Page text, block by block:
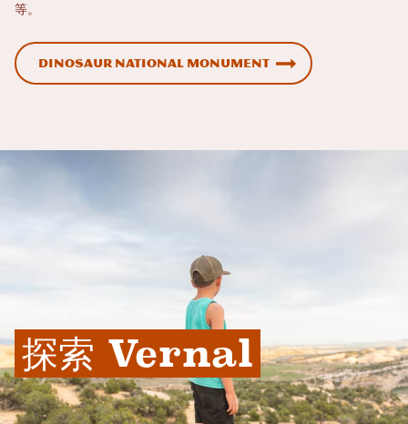
等。
Dinosaur National Monument
探索 Vernal